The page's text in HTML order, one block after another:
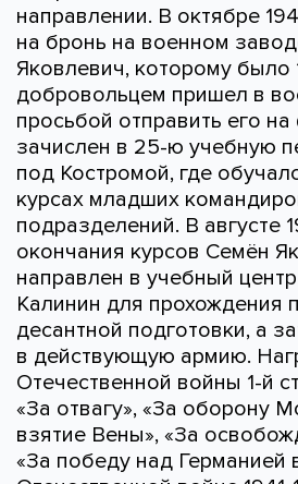
направлении. В октябре
на бронь на военном
Яковлевич, которому было
добровольцем пришел в
просьбой отправить его
зачислен в 25-ю учебную
под Костромой, где
курсах младших
подразделений. В августе
окончания курсов Семён
направлен в учебный
Калинин для прохождения
десантной подготовки, а
в действующую армию.
Отечественной войны 1-й
«За отвагу», «За оборону
взятие Вены», «За
«За победу над Германией